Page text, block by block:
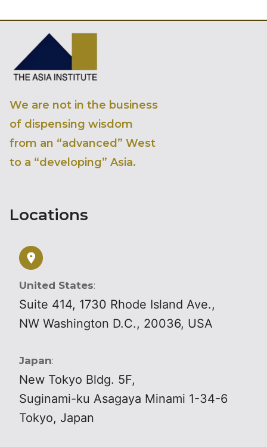
We are not in the business
of dispensing wisdom
from an “advanced” West
to a “developing” Asia.
Locations
United States:
Suite 414, 1730 Rhode Island Ave.,
NW Washington D.C., 20036, USA
Japan:
New Tokyo Bldg. 5F,
Suginami-ku Asagaya Minami 1-34-6
Tokyo, Japan